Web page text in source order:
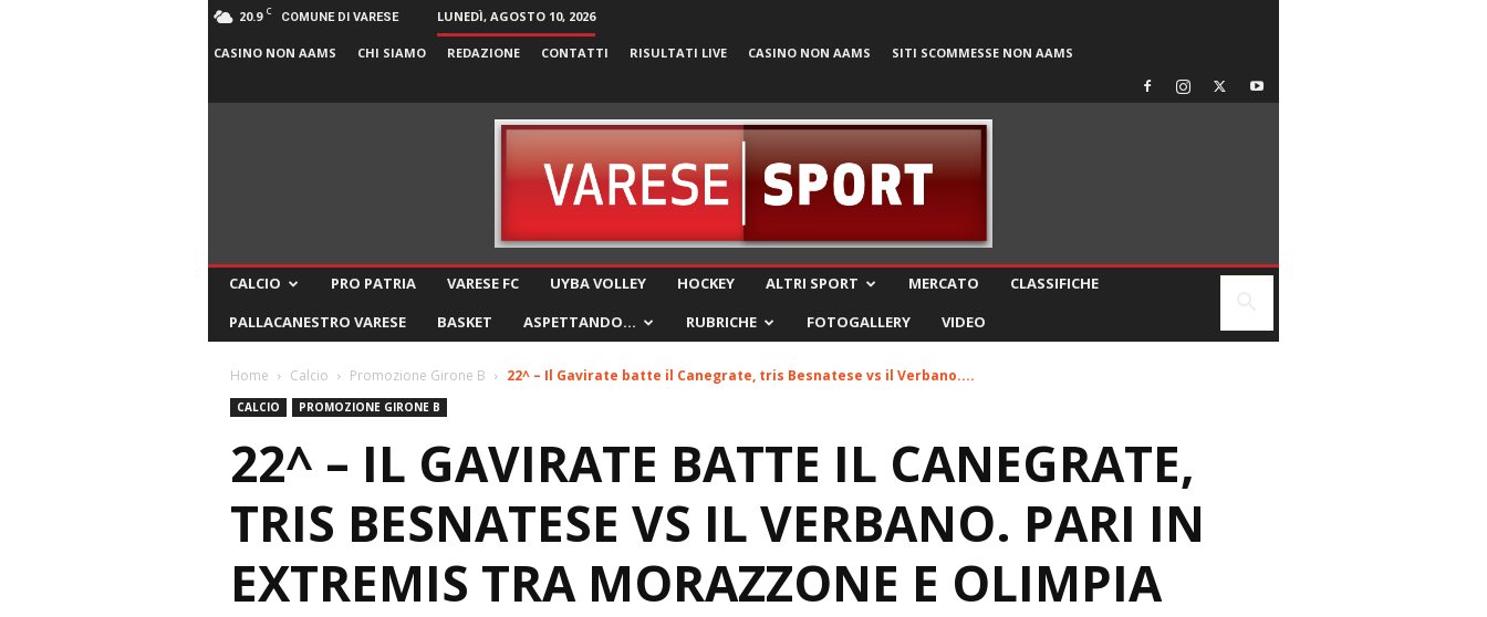
20.9 C COMUNE DI VARESE LUNEDÌ, AGOSTO 10, 2026
CASINO NON AAMS CHI SIAMO REDAZIONE CONTATTI RISULTATI LIVE CASINO NON AAMS SITI SCOMMESSE NON AAMS
CALCIO PRO PATRIA VARESE FC UYBA VOLLEY HOCKEY ALTRI SPORT MERCATO
CLASSIFICHE
PALLACANESTRO VARESE
BASKET ASPETTANDO… RUBRICHE FOTOGALLERY VIDEO
Home Calcio Promozione Girone B 22^ – Il Gavirate batte il Canegrate, tris Besnatese vs il Verbano....
CALCIO PROMOZIONE GIRONE B
22^ – IL GAVIRATE BATTE IL CANEGRATE,
TRIS BESNATESE VS IL VERBANO. PARI IN
EXTREMIS TRA MORAZZONE E OLIMPIA